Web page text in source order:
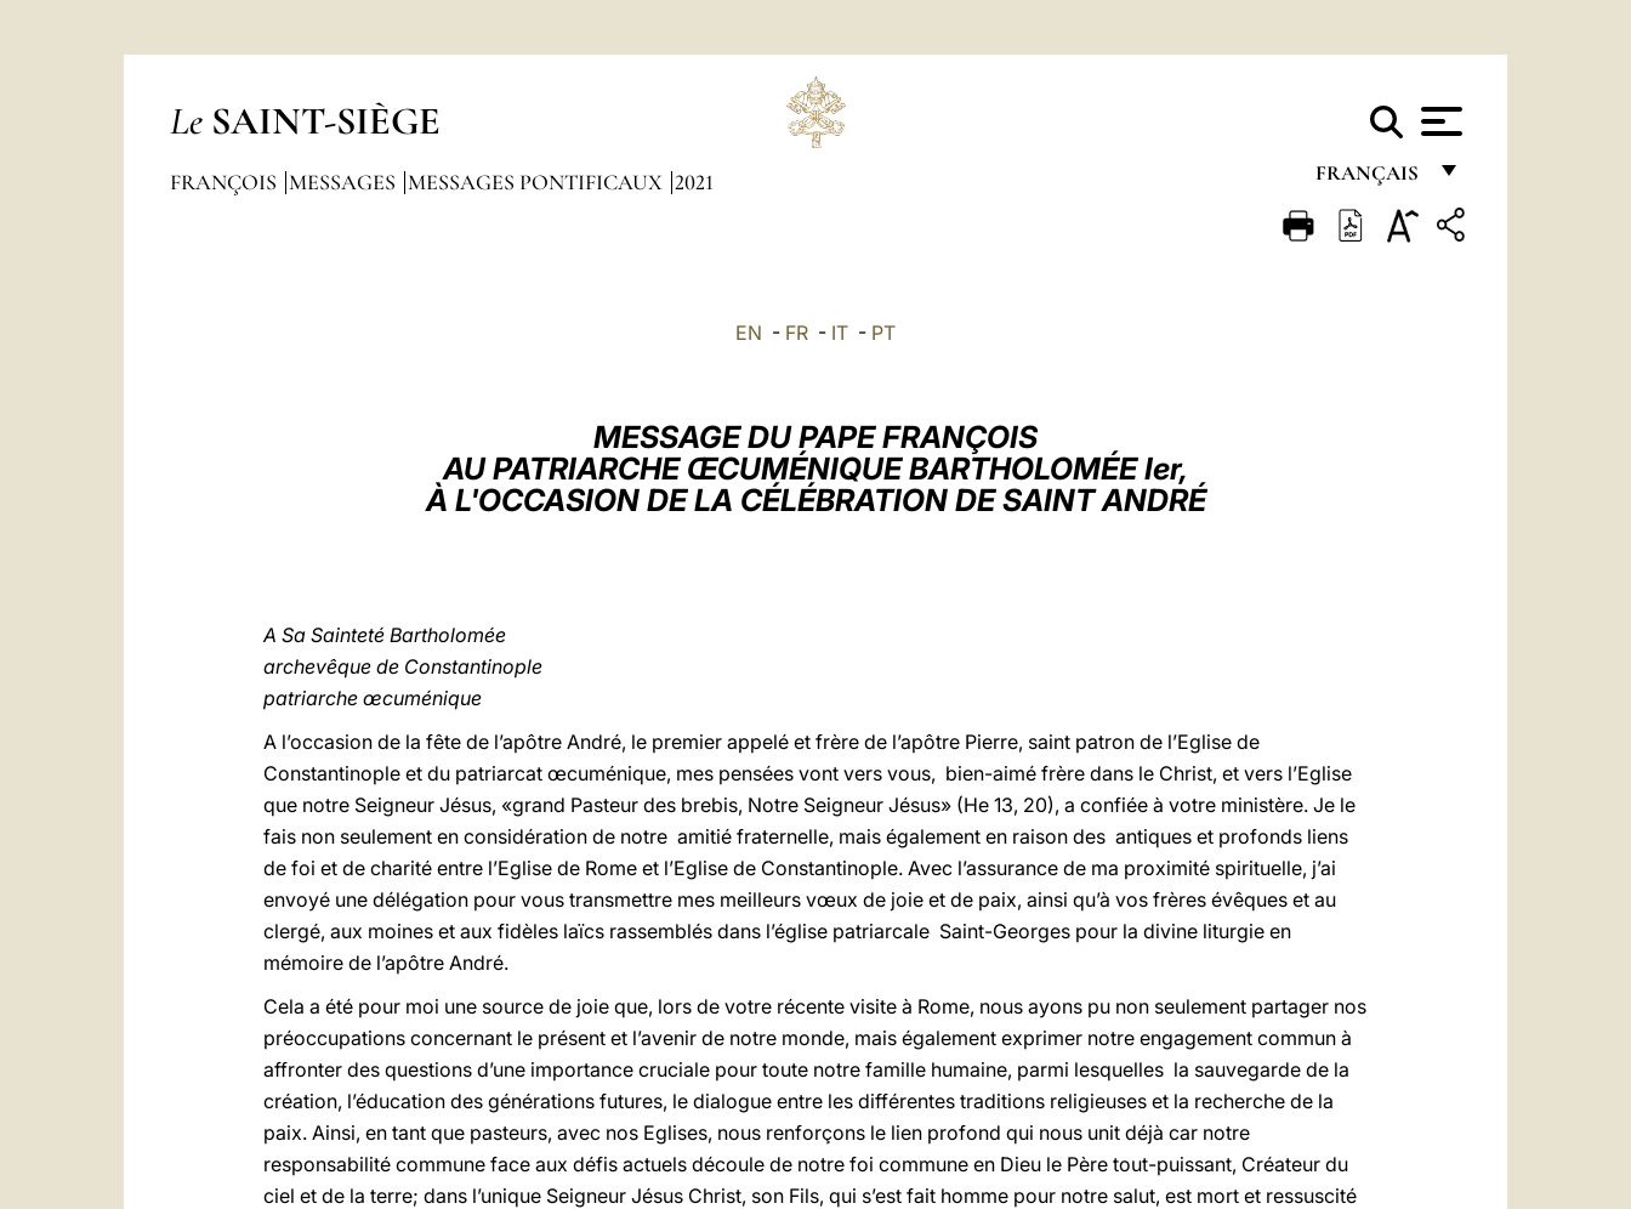
Le SAINT-SIÈGE
FRANÇAIS
FRANÇAIS
FRANÇOIS MESSAGES MESSAGES PONTIFICAUX 2021
EN - FR - IT - PT
MESSAGE DU PAPE FRANÇOIS
AU PATRIARCHE ŒCUMÉNIQUE BARTHOLOMÉE Ier,
À L'OCCASION DE LA CÉLÉBRATION DE SAINT ANDRÉ
A Sa Sainteté Bartholomée
archevêque de Constantinople
patriarche œcuménique
A l’occasion de la fête de l’apôtre André, le premier appelé et frère de l’apôtre Pierre, saint patron de l’Eglise de
Constantinople et du patriarcat œcuménique, mes pensées vont vers vous, bien-aimé frère dans le Christ, et vers l’Eglise
que notre Seigneur Jésus, «grand Pasteur des brebis, Notre Seigneur Jésus» (He 13, 20), a confiée à votre ministère. Je le
fais non seulement en considération de notre amitié fraternelle, mais également en raison des antiques et profonds liens
de foi et de charité entre l’Eglise de Rome et l’Eglise de Constantinople. Avec l’assurance de ma proximité spirituelle, j’ai
envoyé une délégation pour vous transmettre mes meilleurs vœux de joie et de paix, ainsi qu’à vos frères évêques et au
clergé, aux moines et aux fidèles laïcs rassemblés dans l’église patriarcale Saint-Georges pour la divine liturgie en
mémoire de l’apôtre André.
Cela a été pour moi une source de joie que, lors de votre récente visite à Rome, nous ayons pu non seulement partager nos
préoccupations concernant le présent et l’avenir de notre monde, mais également exprimer notre engagement commun à
affronter des questions d’une importance cruciale pour toute notre famille humaine, parmi lesquelles la sauvegarde de la
création, l’éducation des générations futures, le dialogue entre les différentes traditions religieuses et la recherche de la
paix. Ainsi, en tant que pasteurs, avec nos Eglises, nous renforçons le lien profond qui nous unit déjà car notre
responsabilité commune face aux défis actuels découle de notre foi commune en Dieu le Père tout-puissant, Créateur du
ciel et de la terre; dans l’unique Seigneur Jésus Christ, son Fils, qui s’est fait homme pour notre salut, est mort et ressuscité